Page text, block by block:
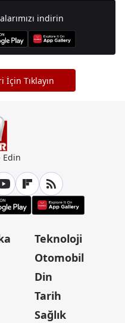
indirin
Tıklayın
Edin
Teknoloji
Otomobil
Din
Tarih
Sağlık